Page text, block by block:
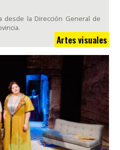
desde la Dirección General de
Artes visuales